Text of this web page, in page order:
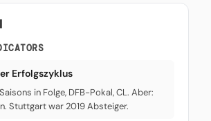
Erfolgszyklus
in Folge, DFB-Pokal, CL. Aber:
Stuttgart war 2019 Absteiger.